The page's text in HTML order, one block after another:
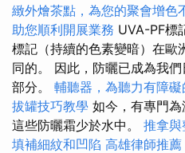
緻外燴茶點，為您的聚會增色
助您順利開展業務 UVA-PF標
標記（持續的色素變暗）在歐
同的。 因此，防曬已成為我
部分。 輔聽器，為聽力有障
拔罐技巧教學 如今，有專門為
這些防曬霜少於水中。 推拿與
填補細紋和凹陷 高雄律師推